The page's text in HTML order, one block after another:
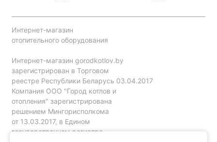
Интернет-магазин
отопительного оборудования
Интернет-магазин gorodkotlov.by
зарегистрирован в Торговом
реестре Республики Беларусь 03.04.2017
Компания ООО "Город котлов и
отопления" зарегистрирована
решением Мингорисполкома
от 13.03.2017, в Едином
государственном регистре